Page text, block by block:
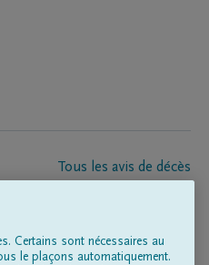
Tous les avis de décès
de pompes funèbres
Certains sont nécessaires au
le plaçons automatiquement.